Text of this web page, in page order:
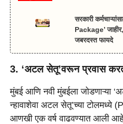
सरकारी
Package’
जबरदस्त फायदे
3. ‘अटल सेतू’वरून प्रवास
मुंबई आणि नवी मुंबईला जोडणाऱ्या
न्हावाशेवा अटल सेतू’च्या टोलमध्ये
आणखी एक वर्ष वाढवण्यात आली